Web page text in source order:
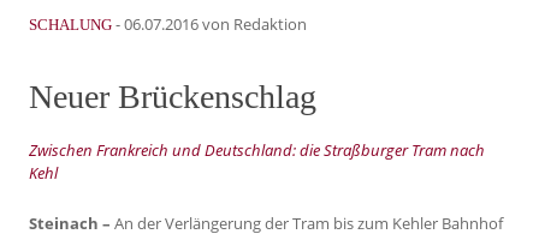
SCHALUNG -06.07.2016von Redaktion
Neuer Brückenschlag
Zwischen Frankreich und Deutschland: die Straßburger Tram nach
Kehl
Steinach – An der Verlängerung der Tram bis zum Kehler Bahnhof